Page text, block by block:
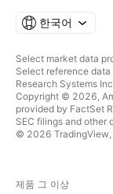
한국어
Select market data
Select reference
Research Systems
Copyright © 2026,
provided by FactSet
SEC filings and other
© 2026 TradingView,
제품 그 이상